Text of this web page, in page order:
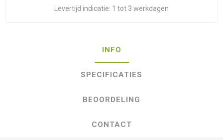
Levertijd indicatie: 1 tot 3 werkdagen
INFO
SPECIFICATIES
BEOORDELING
CONTACT